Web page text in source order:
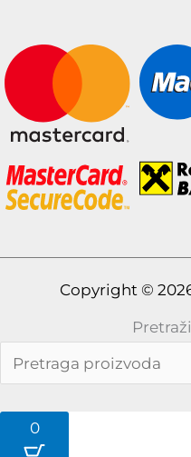
Copyright ©
0